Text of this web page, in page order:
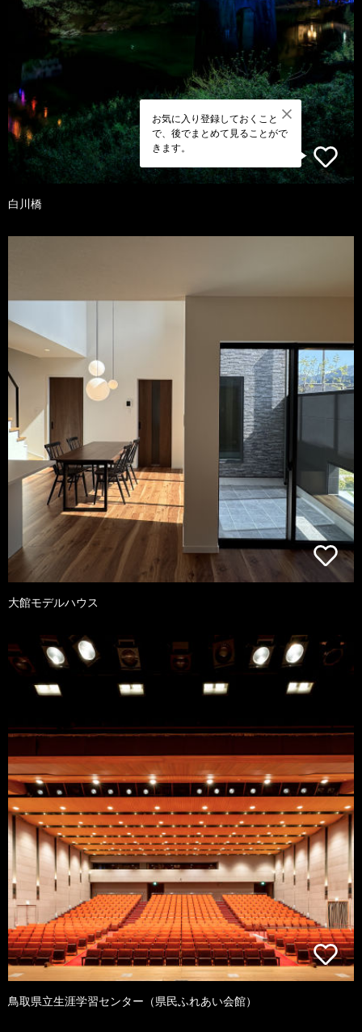
お気に入り登録しておくこと
で、後でまとめて見ることがで
きます。
白川橋
大館モデルハウス
鳥取県立生涯学習センター（県民ふれあい会館）